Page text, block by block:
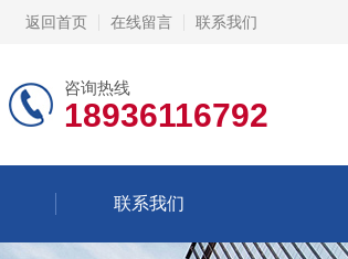
返回首页 在线留言 联系我们
咨询热线
18936116792
联系我们